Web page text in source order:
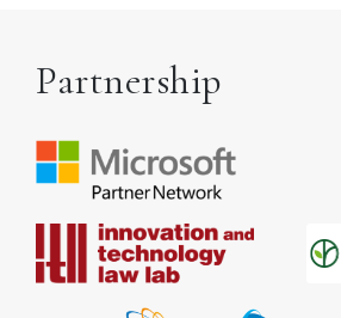
Partnership